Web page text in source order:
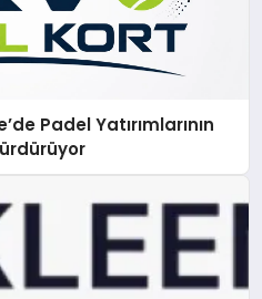
Padel Yatırımlarının